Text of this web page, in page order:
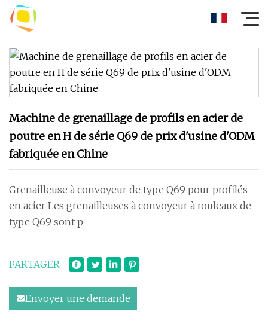
Machine de grenaillage de profils en acier de
poutre en H de série Q69 de prix d'usine d'ODM
fabriquée en Chine
Grenailleuse à convoyeur de type Q69 pour profilés
en acier Les grenailleuses à convoyeur à rouleaux de
type Q69 sont p
PARTAGER
Envoyer une demande